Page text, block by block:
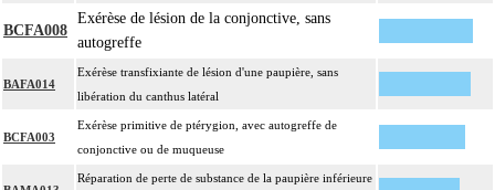
BCFA008
Exérèse de lésion de la conjonctive, sans
autogreffe
BAFA014
Exérèse transfixiante de lésion d'une paupière, sans
libération du canthus latéral
BCFA003
Exérèse primitive de ptérygion, avec autogreffe de
conjonctive ou de muqueuse
Réparation de perte de substance de la paupière inférieure